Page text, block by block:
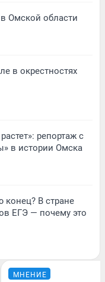
Омской области
в окрестностях
репортаж с
в истории Омска
конец? В стране
ЕГЭ — почему это
МНЕНИЕ